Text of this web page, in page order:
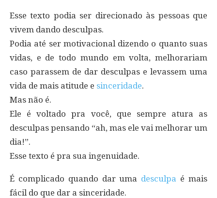
Esse texto podia ser direcionado às pessoas que
vivem dando desculpas.
Podia até ser motivacional dizendo o quanto suas
vidas, e de todo mundo em volta, melhorariam
caso parassem de dar desculpas e levassem uma
vida de mais atitude e sinceridade.
Mas não é.
Ele é voltado pra você, que sempre atura as
desculpas pensando “ah, mas ele vai melhorar um
dia!”.
Esse texto é pra sua ingenuidade.
É complicado quando dar uma desculpa é mais
fácil do que dar a sinceridade.